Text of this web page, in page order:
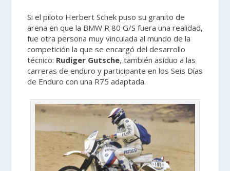
Si el piloto Herbert Schek puso su granito de
arena en que la BMW R 80 G/S fuera una realidad,
fue otra persona muy vinculada al mundo de la
competición la que se encargó del desarrollo
técnico: Rudiger Gutsche, también asiduo a las
carreras de enduro y participante en los Seis Días
de Enduro con una R75 adaptada.